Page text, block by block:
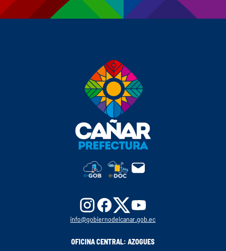
info@gobiernodelcanar.gob.ec
OFICINA CENTRAL: AZOGUES